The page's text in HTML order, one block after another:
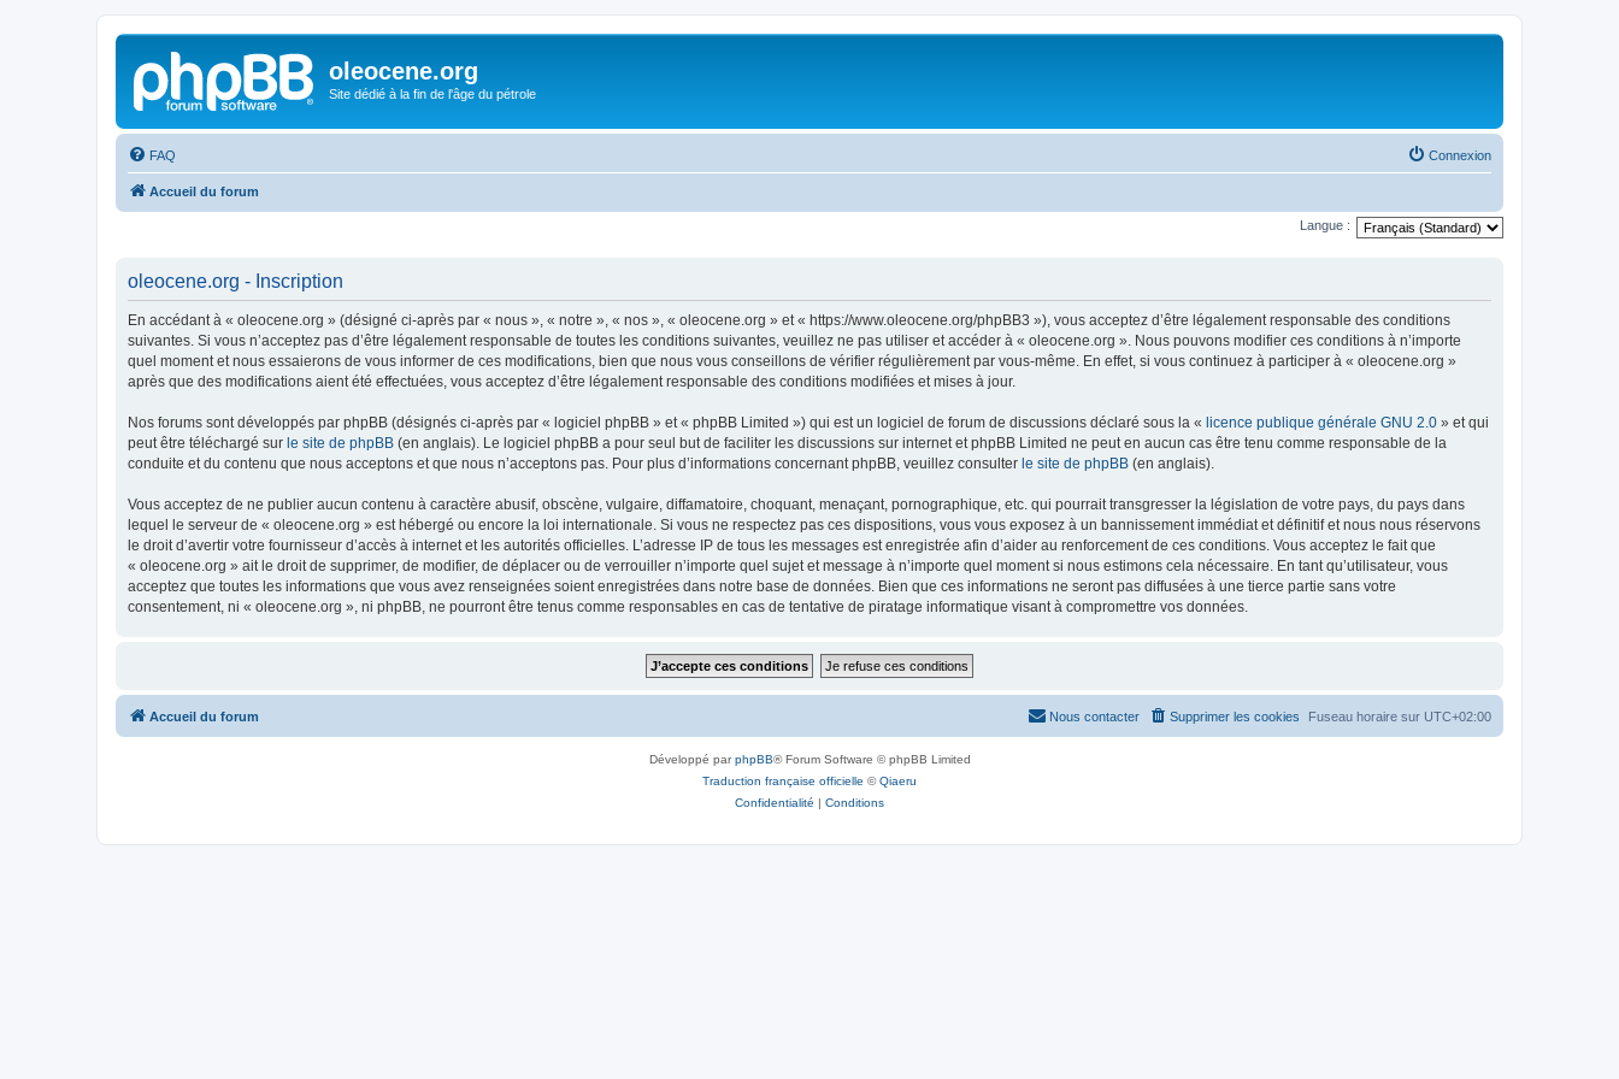
oleocene.org
Site dédié à la fin de l'âge du pétrole
FAQ Connexion
Accueil du forum
Langue :
oleocene.org - Inscription
En accédant à « oleocene.org » (désigné ci-après par « nous », « notre », « nos », « oleocene.org » et « https://www.oleocene.org/phpBB3 »), vous acceptez d’être légalement responsable des conditions
suivantes. Si vous n’acceptez pas d’être légalement responsable de toutes les conditions suivantes, veuillez ne pas utiliser et accéder à « oleocene.org ». Nous pouvons modifier ces conditions à n’importe
quel moment et nous essaierons de vous informer de ces modifications, bien que nous vous conseillons de vérifier régulièrement par vous-même. En effet, si vous continuez à participer à « oleocene.org »
après que des modifications aient été effectuées, vous acceptez d’être légalement responsable des conditions modifiées et mises à jour.
Nos forums sont développés par phpBB (désignés ci-après par « logiciel phpBB » et « phpBB Limited ») qui est un logiciel de forum de discussions déclaré sous la « licence publique générale GNU 2.0 » et qui
peut être téléchargé sur le site de phpBB (en anglais). Le logiciel phpBB a pour seul but de faciliter les discussions sur internet et phpBB Limited ne peut en aucun cas être tenu comme responsable de la
conduite et du contenu que nous acceptons et que nous n’acceptons pas. Pour plus d’informations concernant phpBB, veuillez consulter le site de phpBB (en anglais).
Vous acceptez de ne publier aucun contenu à caractère abusif, obscène, vulgaire, diffamatoire, choquant, menaçant, pornographique, etc. qui pourrait transgresser la législation de votre pays, du pays dans
lequel le serveur de « oleocene.org » est hébergé ou encore la loi internationale. Si vous ne respectez pas ces dispositions, vous vous exposez à un bannissement immédiat et définitif et nous nous réservons
le droit d’avertir votre fournisseur d’accès à internet et les autorités officielles. L’adresse IP de tous les messages est enregistrée afin d’aider au renforcement de ces conditions. Vous acceptez le fait que
« oleocene.org » ait le droit de supprimer, de modifier, de déplacer ou de verrouiller n’importe quel sujet et message à n’importe quel moment si nous estimons cela nécessaire. En tant qu’utilisateur, vous
acceptez que toutes les informations que vous avez renseignées soient enregistrées dans notre base de données. Bien que ces informations ne seront pas diffusées à une tierce partie sans votre
consentement, ni « oleocene.org », ni phpBB, ne pourront être tenus comme responsables en cas de tentative de piratage informatique visant à compromettre vos données.
Accueil du forum Fuseau horaire sur UTC+02:00
Supprimer les cookies
Nous contacter
Développé parphpBB® Forum Software © phpBB Limited
Traduction française officielle ©Qiaeru
Confidentialité | Conditions